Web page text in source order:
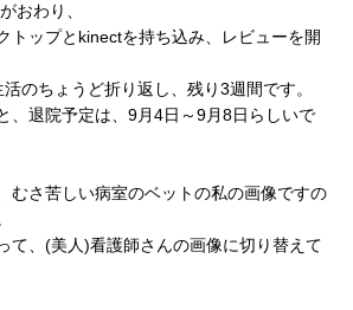
おわり、
トップとkinectを持ち込み、レビューを開
のちょうど折り返し、残り3週間です。
、退院予定は、9月4日～9月8日らしいで
むさ苦しい病室のベットの私の画像ですの
て、(美人)看護師さんの画像に切り替えて